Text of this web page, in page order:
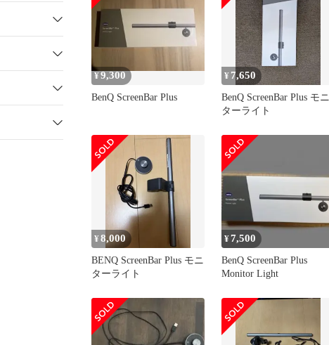
¥9,300
BenQ ScreenBar Plus
¥ 7,650
BenQ ScreenBar Plus モニ
ターライト
¥8,000
BENQ ScreenBar Plus モニ
ターライト
¥7,500
BenQ ScreenBar Plus
Monitor Light